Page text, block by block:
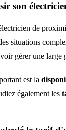
son
de
situations
gérer une large
est la
également les